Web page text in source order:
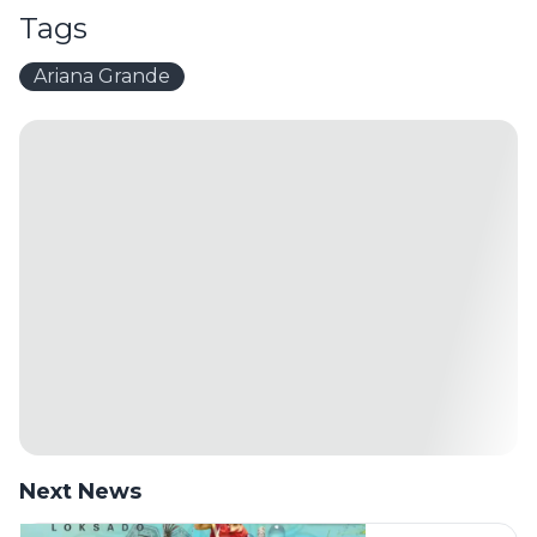
Tags
Ariana Grande
Next News